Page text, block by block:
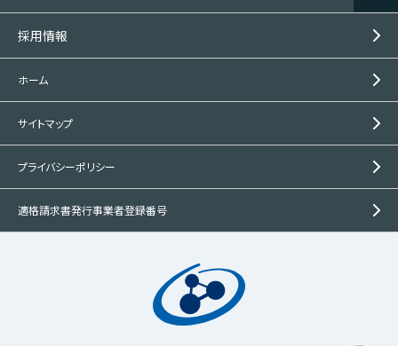
採用情報
ホーム
サイトマップ
プライバシーポリシー
適格請求書発行事業者登録番号